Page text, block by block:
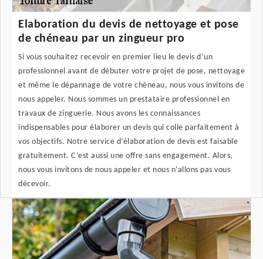
Elaboration du devis de nettoyage et pose
de chéneau par un zingueur pro
Si vous souhaitez recevoir en premier lieu le devis d’un
professionnel avant de débuter votre projet de pose, nettoyage
et même le dépannage de votre chéneau, nous vous invitons de
nous appeler. Nous sommes un prestataire professionnel en
travaux de zinguerie. Nous avons les connaissances
indispensables pour élaborer un devis qui colle parfaitement à
vos objectifs. Notre service d’élaboration de devis est faisable
gratuitement. C’est aussi une offre sans engagement. Alors,
nous vous invitons de nous appeler et nous n’allons pas vous
décevoir.